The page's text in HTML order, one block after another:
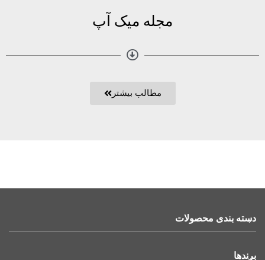
مجله میک آپ
مطالب بیشتر
دسته بندی محصولات
برندها